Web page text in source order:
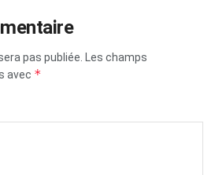
pas publiée.
Les champs
avec *